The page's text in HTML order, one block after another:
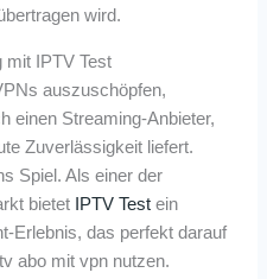
wird.
mit IPTV Test
auszuschöpfen,
einen Streaming-Anbieter,
Zuverlässigkeit liefert.
Spiel. Als einer der
bietet
IPTV Test ein
Erlebnis, das perfekt darauf
abo mit vpn nutzen.